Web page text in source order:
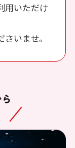
用いただけ
いませ。